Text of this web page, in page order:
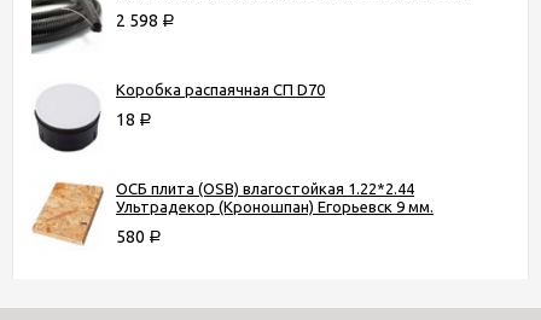
2 598 Р
Коробка распаячная СП D70
18 Р
ОСБ плита (OSB) влагостойкая 1.22*2.44
Ультрадекор (Кроношпан) Егорьевск 9 мм.
580 Р